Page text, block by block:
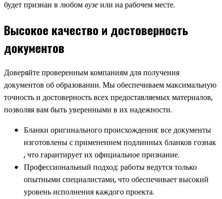
будет признан в любомвузеили на рабочем месте.
Высокое качество и достоверность
документов
Доверяйте проверенным компаниям для получения
документов об образовании. Мы обеспечиваем максимальную
точность и достоверность всех предоставляемых материалов,
позволяя вам быть уверенными в их надежности.
Бланки оригинального происхождения: все документы
изготовлены с применением подлинных бланков гознак
, что гарантирует их официальное признание.
Профессиональный подход: работы ведутся только
опытными специалистами, что обеспечивает высокий
уровень исполнения каждого проекта.